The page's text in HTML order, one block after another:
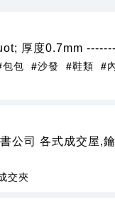
厚度0.7mm
包包 #沙發 #鞋類 #
公司 各式成交屋,
交夾